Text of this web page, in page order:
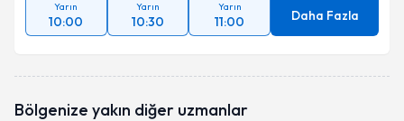
Yarın
10:00
Yarın
10:30
Yarın
11:00 Daha Fazla
Bölgenize yakın diğer uzmanlar